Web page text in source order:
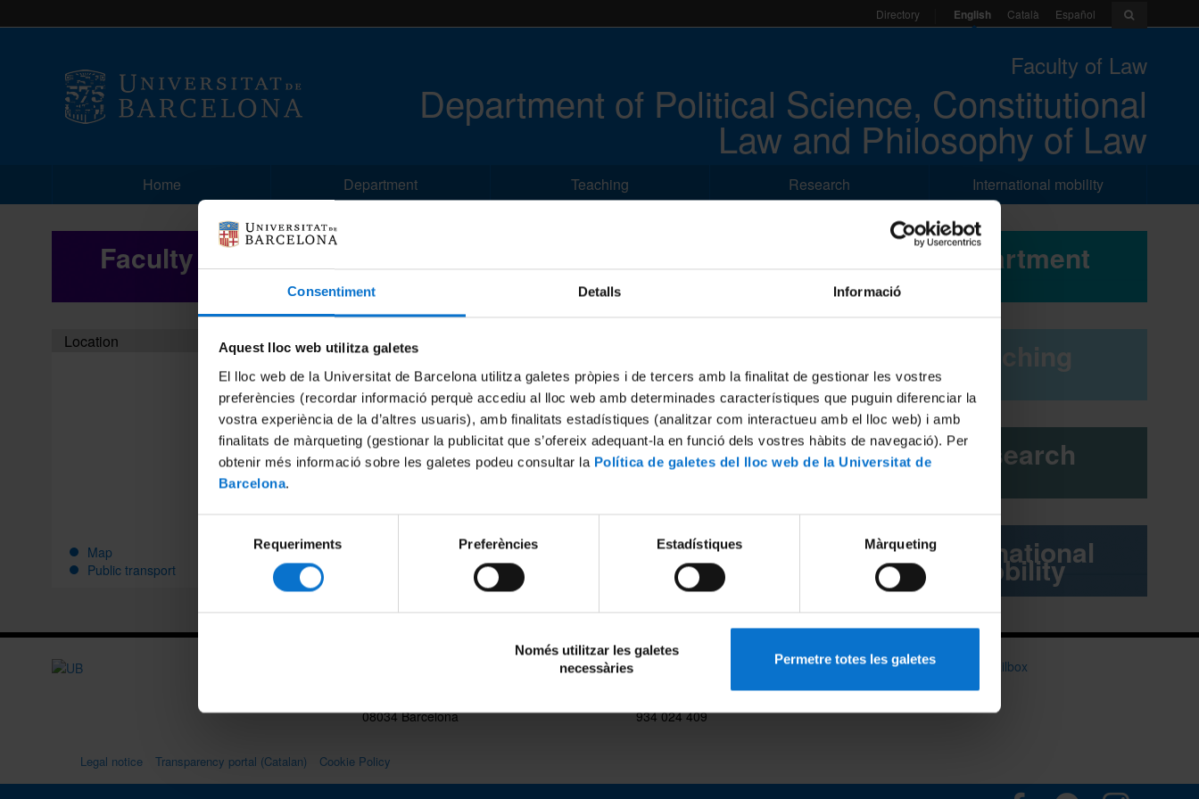
Consentiment Detalls Informació
Aquest lloc web utilitza galetes
El lloc web de la Universitat de Barcelona utilitza galetes pròpies i de tercers amb la finalitat de gestionar les vostres
preferències (recordar informació perquè accediu al lloc web amb determinades característiques que puguin diferenciar la
vostra experiència de la d’altres usuaris), amb finalitats estadístiques (analitzar com interactueu amb el lloc web) i amb
finalitats de màrqueting (gestionar la publicitat que s’ofereix adequant-la en funció dels vostres hàbits de navegació). Per
obtenir més informació sobre les galetes podeu consultar la Política de galetes del lloc web de la Universitat de
Barcelona.
consentiment
Requeriments Preferències Estadístiques Màrqueting
Només utilitzar les galetes
necessàries
Permetre totes les galetes
Directory English Català Español
Faculty of Law
Department of Political Science, Constitutional
Law and Philosophy of Law
Home Department Teaching Research International mobility
Faculty news
Location
Map
Public transport
This website contains information about the members and the organization of the
Department of Political Science, Constitutional Law, and Philosophy of Law. It also
contains information about the main teaching and research activities carried out by the
Department
Teaching
Research
International
mobility
08034 Barcelona
dp.dret.constitucional@ub.edu
934 024 409
Information mailbox
Legal notice Transparency portal (Catalan) Cookie Policy